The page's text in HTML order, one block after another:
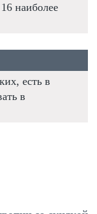
наиболее
есть в
в